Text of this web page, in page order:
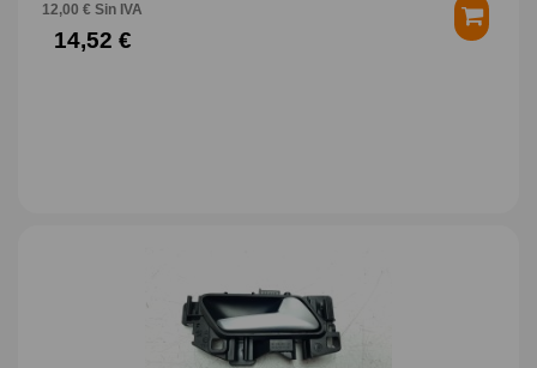
12,00 € Sin IVA
14,52 €